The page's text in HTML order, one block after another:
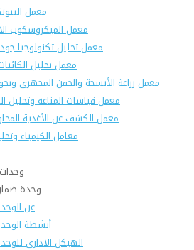
معمل
معمل الميكروسكوب
معمل تحليل تكنولوجيا
معمل تحليل
معمل زراعة الأنسجة والحقن المجهرى
معمل قياسات المناعة وتحليل
معمل الكشف عن الأغذية
معامل الكيمياء
وحدة
عن
أنشطة
الهيكل الادارى